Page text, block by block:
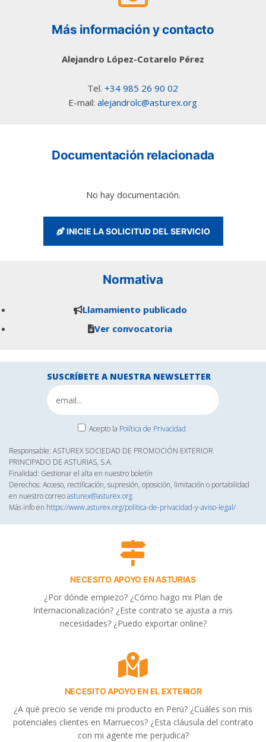
Más información y contacto
Alejandro López-Cotarelo Pérez
Tel.+34 985 26 90 02
E-mail:alejandrolc@asturex.org
Documentación relacionada
No hay documentación.
INICIE LA SOLICITUD DEL SERVICIO
Normativa
Llamamiento publicado
Ver convocatoria
SUSCRÍBETE A NUESTRA NEWSLETTER
Acepto la Política de Privacidad
Responsable: ASTUREX SOCIEDAD DE PROMOCIÓN EXTERIOR
PRINCIPADO DE ASTURIAS, S.A.
Finalidad: Gestionar el alta en nuestro boletín
Derechos: Acceso, rectificación, supresión, oposición, limitación o portabilidad
en nuestro correoasturex@asturex.org
Más info en https://www.asturex.org/politica-de-privacidad-y-aviso-legal/
NECESITO APOYO EN ASTURIAS
¿Por dónde empiezo? ¿Cómo hago mi Plan de
Internacionalización? ¿Este contrato se ajusta a mis
necesidades? ¿Puedo exportar online?
NECESITO APOYO EN EL EXTERIOR
¿A qué precio se vende mi producto en Perú? ¿Cuáles son mis
potenciales clientes en Marruecos? ¿Esta cláusula del contrato
con mi agente me perjudica?